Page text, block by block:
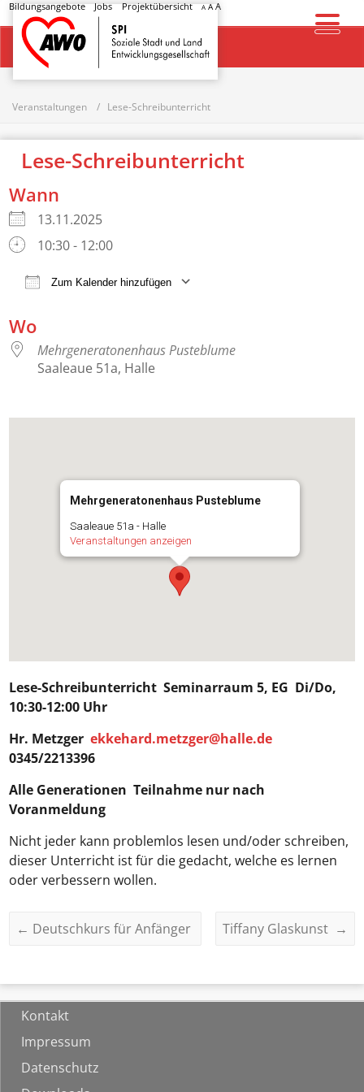
Bildungsangebote Jobs Projektübersicht A AA
Startseite
Veranstaltungen Lese-Schreibunterricht
Lese-Schreibunterricht
Wann
13.11.2025
10:30 - 12:00
Zum Kalender hinzufügen
Wo
Mehrgeneratonenhaus Pusteblume
Saaleaue 51a, Halle
Mehrgeneratonenhaus Pusteblume
Saaleaue 51a - Halle
Veranstaltungen anzeigen
Lese-SchreibunterrichtSeminarraum 5, EG Di/Do,
10:30-12:00 Uhr
Hr. Metzgerekkehard.metzger@halle.de
0345/2213396
Alle GenerationenTeilnahme nur nach
Voranmeldung
Nicht jeder kann problemlos lesen und/oder schreiben,
dieser Unterricht ist für die gedacht, welche es lernen
oder verbessern wollen.
← Deutschkurs für Anfänger Tiffany Glaskunst →
Kontakt
Impressum
Datenschutz